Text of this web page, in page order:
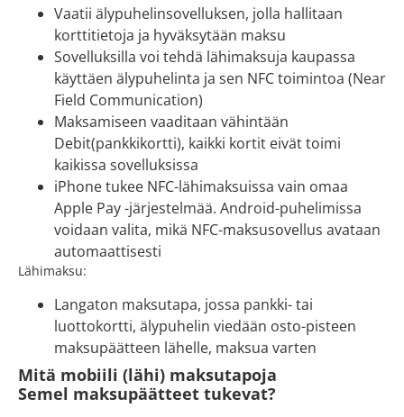
Vaatii älypuhelinsovelluksen, jolla hallitaan
korttitietoja ja hyväksytään maksu
Sovelluksilla voi tehdä lähimaksuja kaupassa
käyttäen älypuhelinta ja sen NFC toimintoa (Near
Field Communication)
Maksamiseen vaaditaan vähintään
Debit(pankkikortti), kaikki kortit eivät toimi
kaikissa sovelluksissa
iPhone tukee NFC-lähimaksuissa vain omaa
Apple Pay -järjestelmää. Android-puhelimissa
voidaan valita, mikä NFC-maksusovellus avataan
automaattisesti
Lähimaksu:
Langaton maksutapa, jossa pankki- tai
luottokortti, älypuhelin viedään osto-pisteen
maksupäätteen lähelle, maksua varten
Mitä mobiili (lähi) maksutapoja
Semel maksupäätteet tukevat?